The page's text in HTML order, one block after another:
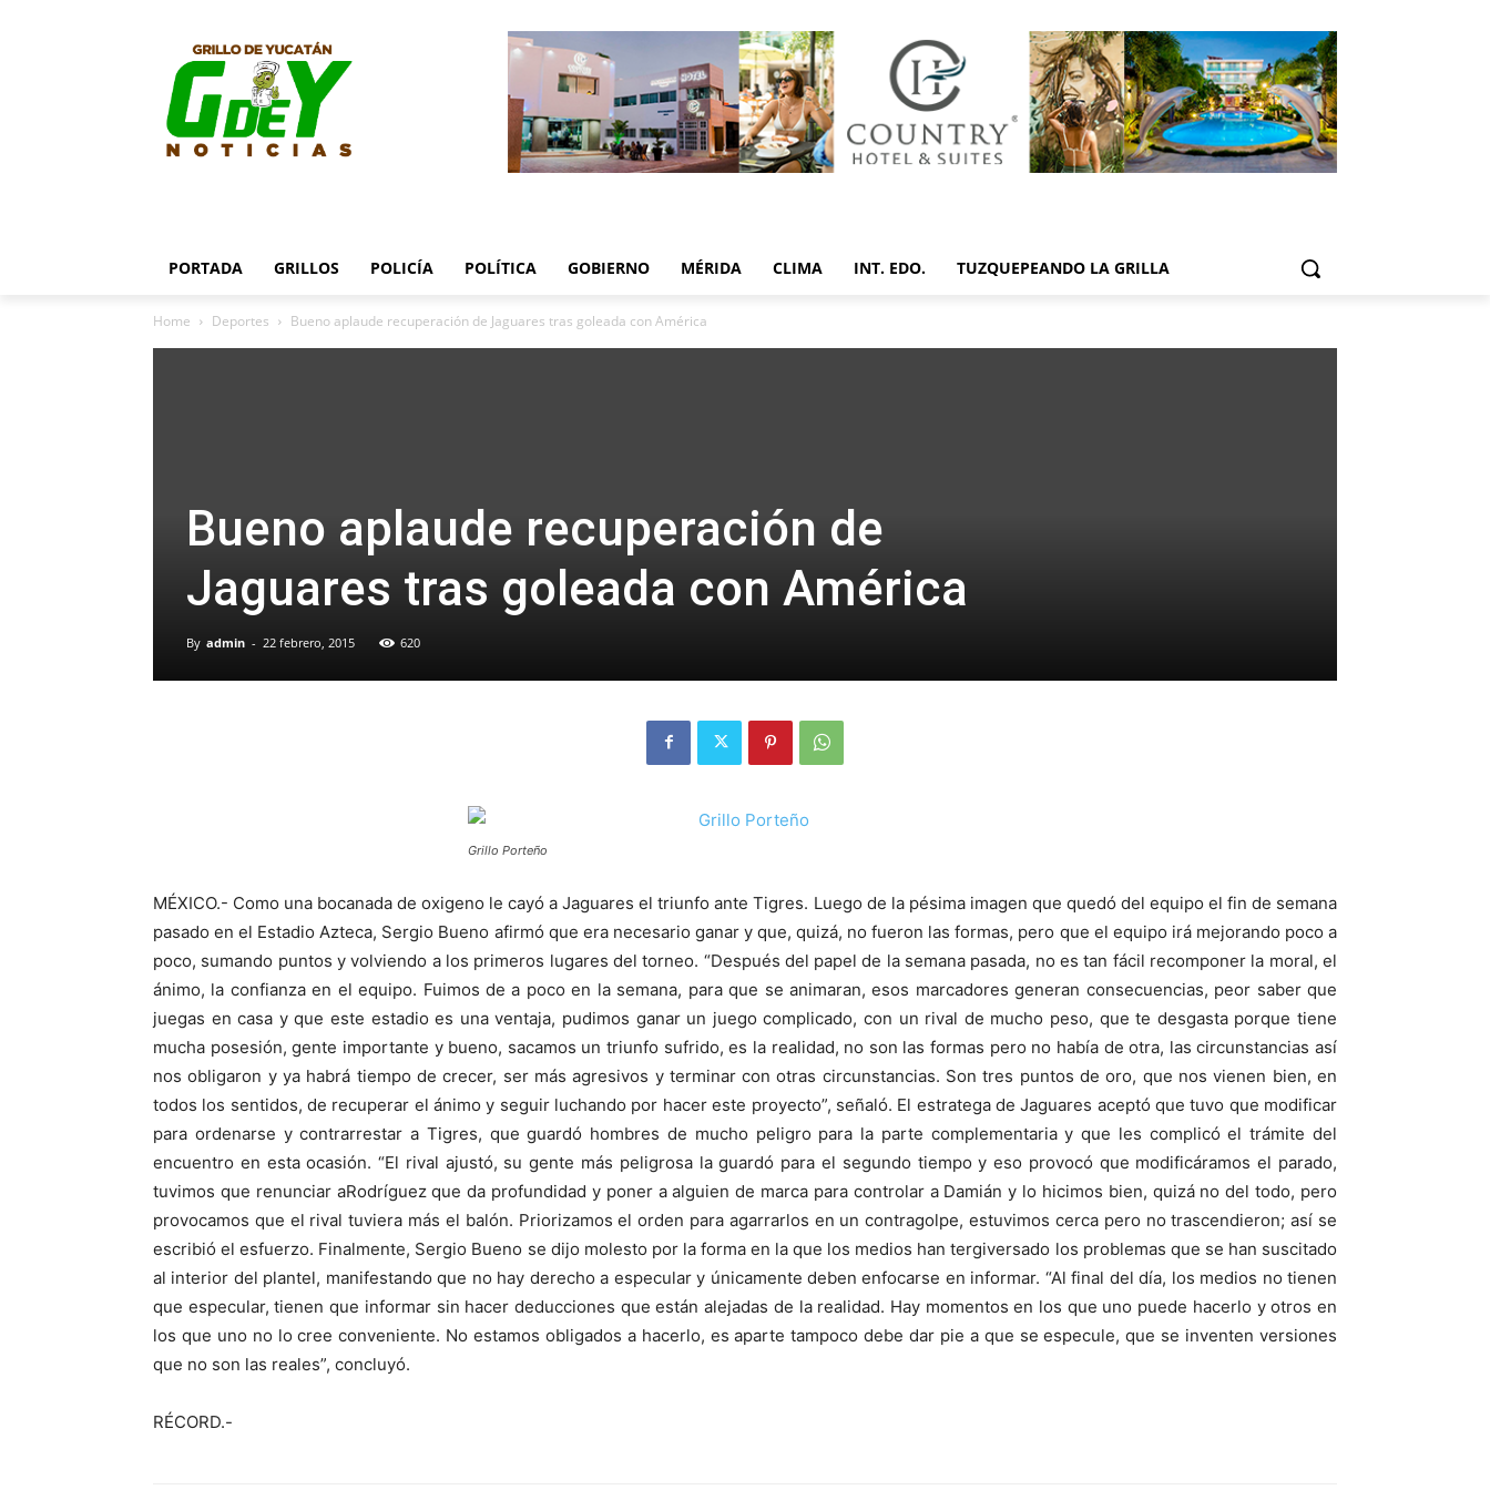
PORTADA GRILLOS POLICÍA POLÍTICA GOBIERNO MÉRIDA CLIMA INT. EDO. TUZQUEPEANDO LA GRILLA
Home Deportes Bueno aplaude recuperación de Jaguares tras goleada con América
Bueno aplaude recuperación de
Jaguares tras goleada con América
By admin - 22 febrero, 2015 620
Grillo Porteño
MÉXICO.- Como una bocanada de oxigeno le cayó a Jaguares el triunfo ante Tigres. Luego de la pésima imagen que quedó del equipo el fin de semana
pasado en el Estadio Azteca, Sergio Bueno afirmó que era necesario ganar y que, quizá, no fueron las formas, pero que el equipo irá mejorando poco a
poco, sumando puntos y volviendo a los primeros lugares del torneo. “Después del papel de la semana pasada, no es tan fácil recomponer la moral, el
ánimo, la confianza en el equipo. Fuimos de a poco en la semana, para que se animaran, esos marcadores generan consecuencias, peor saber que
juegas en casa y que este estadio es una ventaja, pudimos ganar un juego complicado, con un rival de mucho peso, que te desgasta porque tiene
mucha posesión, gente importante y bueno, sacamos un triunfo sufrido, es la realidad, no son las formas pero no había de otra, las circunstancias así
nos obligaron y ya habrá tiempo de crecer, ser más agresivos y terminar con otras circunstancias. Son tres puntos de oro, que nos vienen bien, en
todos los sentidos, de recuperar el ánimo y seguir luchando por hacer este proyecto”, señaló. El estratega de Jaguares aceptó que tuvo que modificar
para ordenarse y contrarrestar a Tigres, que guardó hombres de mucho peligro para la parte complementaria y que les complicó el trámite del
encuentro en esta ocasión. “El rival ajustó, su gente más peligrosa la guardó para el segundo tiempo y eso provocó que modificáramos el parado,
tuvimos que renunciar aRodríguez que da profundidad y poner a alguien de marca para controlar a Damián y lo hicimos bien, quizá no del todo, pero
provocamos que el rival tuviera más el balón. Priorizamos el orden para agarrarlos en un contragolpe, estuvimos cerca pero no trascendieron; así se
escribió el esfuerzo. Finalmente, Sergio Bueno se dijo molesto por la forma en la que los medios han tergiversado los problemas que se han suscitado
al interior del plantel, manifestando que no hay derecho a especular y únicamente deben enfocarse en informar. “Al final del día, los medios no tienen
que especular, tienen que informar sin hacer deducciones que están alejadas de la realidad. Hay momentos en los que uno puede hacerlo y otros en
los que uno no lo cree conveniente. No estamos obligados a hacerlo, es aparte tampoco debe dar pie a que se especule, que se inventen versiones
que no son las reales”, concluyó.
RÉCORD.-